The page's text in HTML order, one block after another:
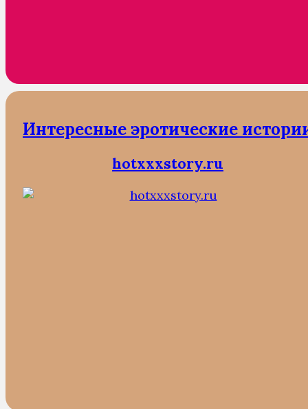
Интересные эротические
hotxxxstory.ru